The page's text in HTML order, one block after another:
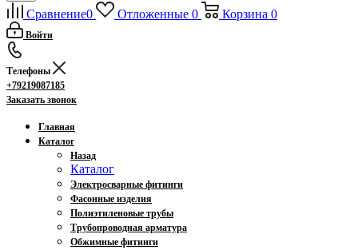
Сравнение0 Отложенные 0 Корзина 0
Войти
Телефоны
+79219087185
Заказать звонок
Главная
Каталог
Назад
Каталог
Электросварные фитинги
Фасонные изделия
Полиэтиленовые трубы
Трубопроводная арматура
Обжимные фитинги